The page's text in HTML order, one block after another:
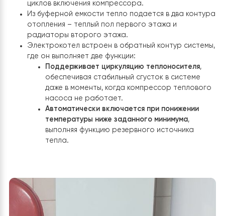
окремий електричний щит із автоматичними
захистом та стабілізатором напруги. Таке рішення
захищає електронні компоненти теплового насоса
перепадів напруги, коротких замикань та інших
несприятливих факторів електромережі, що суттєво
підвищує надійність роботи обладнання та
термін його експлуатації.